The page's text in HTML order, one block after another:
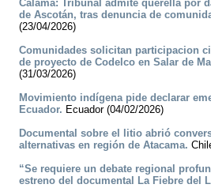
Calama: Tribunal admite querella por
de Ascotán, tras denuncia de
(23/04/2026)
Comunidades solicitan participacion
de proyecto de Codelco en Salar de
(31/03/2026)
Movimiento indígena pide declarar
Ecuador. Ecuador (04/02/2026)
Documental sobre el litio abrió
alternativas en región de Atacama.
“Se requiere un debate regional
estreno del documental La Fiebre del